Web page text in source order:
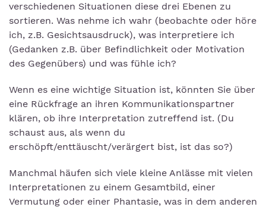
verschiedenen Situationen diese drei Ebenen zu
sortieren. Was nehme ich wahr (beobachte oder höre
ich, z.B. Gesichtsausdruck), was interpretiere ich
(Gedanken z.B. über Befindlichkeit oder Motivation
des Gegenübers) und was fühle ich?
Wenn es eine wichtige Situation ist, könnten Sie über
eine Rückfrage an ihren Kommunikationspartner
klären, ob ihre Interpretation zutreffend ist. (Du
schaust aus, als wenn du
erschöpft/enttäuscht/verärgert bist, ist das so?)
Manchmal häufen sich viele kleine Anlässe mit vielen
Interpretationen zu einem Gesamtbild, einer
Vermutung oder einer Phantasie, was in dem anderen